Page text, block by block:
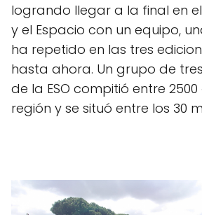
logrando llegar a la final en
y el Espacio con un equipo,
ha repetido en las tres
hasta ahora. Un grupo de
de la ESO compitió entre
región y se situó entre los 30